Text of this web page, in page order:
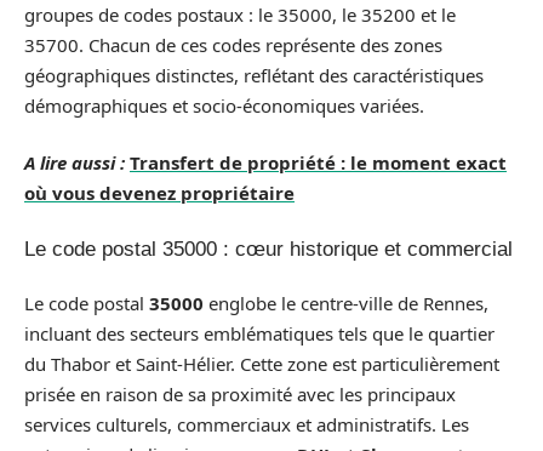
groupes de codes postaux : le 35000, le 35200 et le
35700. Chacun de ces codes représente des zones
géographiques distinctes, reflétant des caractéristiques
démographiques et socio-économiques variées.
A lire aussi : Transfert de propriété : le moment exact
où vous devenez propriétaire
Le code postal 35000 : cœur historique et commercial
Le code postal 35000 englobe le centre-ville de Rennes,
incluant des secteurs emblématiques tels que le quartier
du Thabor et Saint-Hélier. Cette zone est particulièrement
prisée en raison de sa proximité avec les principaux
services culturels, commerciaux et administratifs. Les